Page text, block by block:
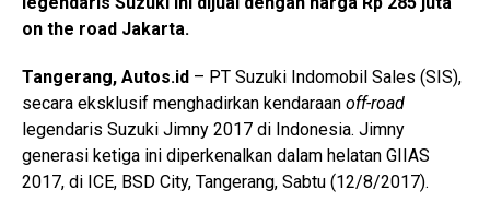
on the road Jakarta.
Tangerang, Autos.id – PT Suzuki Indomobil Sales (SIS),
secara eksklusif menghadirkan kendaraan off-road
legendaris Suzuki Jimny 2017 di Indonesia. Jimny
generasi ketiga ini diperkenalkan dalam helatan GIIAS
2017, di ICE, BSD City, Tangerang, Sabtu (12/8/2017).